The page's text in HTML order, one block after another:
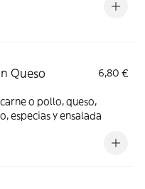
Queso
6,80 €
o pollo, queso,
especias y ensalada